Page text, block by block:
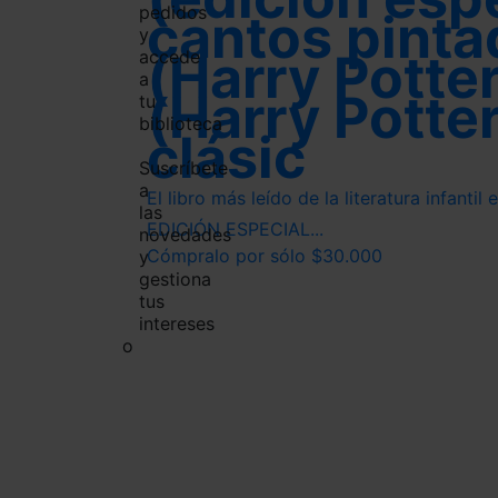
pedidos
y
accede
a
tu
biblioteca
Suscríbete
a
las
novedades
y
gestiona
tus
intereses
o
cantos
(Harry
(Harry
clásic
El libro más leído de la literatura infantil
EDICIÓN ESPECIAL...
Cómpralo por sólo $30.000